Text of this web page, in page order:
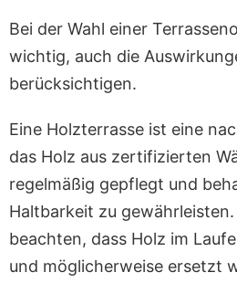
Bei der Wahl einer
wichtig, auch die
berücksichtigen.
Eine Holzterrasse ist eine
das Holz aus zertifizierten
regelmäßig gepflegt und
Haltbarkeit zu
beachten, dass Holz im
und möglicherweise ersetzt